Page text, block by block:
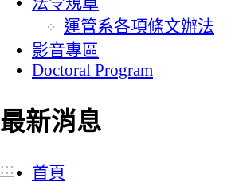
運管系各項條文辦法
影音專區
Doctoral Program
最新消息
:::
首頁